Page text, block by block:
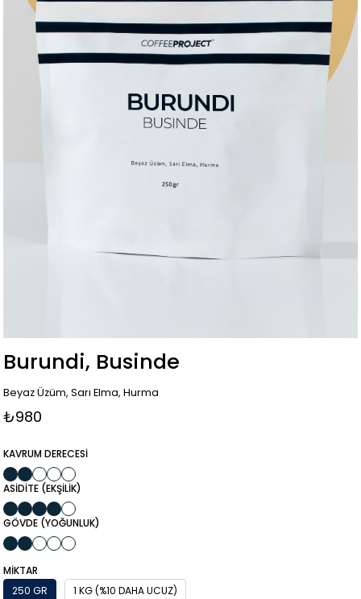
Burundi, Businde
Beyaz Üzüm, Sarı Elma, Hurma
₺980
KAVRUM DERECESİ
ASİDİTE (EKŞİLİK)
GÖVDE (YOĞUNLUK)
MIKTAR
250 GR
1 KG (%10 DAHA UCUZ)